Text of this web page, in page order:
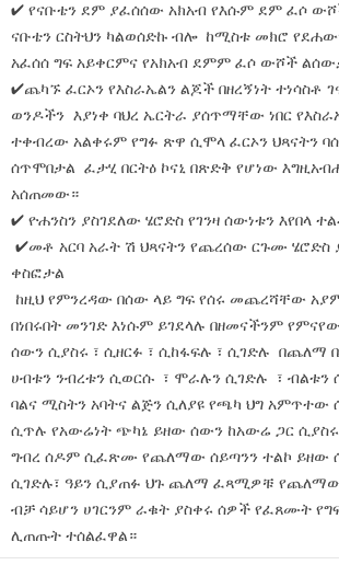
✔ የናቡቴን ደም ያፈሰሰው አክአብ የእሱም ደም ፈሶ
ናቡቴን ርስትህን ካልወሰድኩ ብሎ ከሚስቱ መክሮ
አፈሰሰ ግፍ አይቀርምና የአክአብ ደምም ፈሶ ውሾች
✔ጨካኙ ፈርኦን የእስራኤልን ልጆች በዘረኝነት ተነሳስቶ
ወንዶችን እያነቀ ባህረ ኤርትራ ያሰጥማቸው ነበር
ተቀብረው አልቀሩም የግፉ ጽዋ ሲሞላ ፈርኦን ህጻናትን
ሰጥሞበታል ፈታሂ በርትዕ ኮናኒ በጽድቅ የሆነው
አሰጠመው።
✔ ዮሐንስን ያስገደለው ሄሮድስ የገንዛ ሰውነቱን እየበላ
✔መቶ አርባ አራት ሽ ህጻናትን የጨረሰው ርጉሙ
ቀስፎታል
ከዚህ የምንረዳው በሰው ላይ ግፍ የሰሩ መጨረሻቸው
በነበሩበት መንገድ እነሱም ይገደላሉ በዘመናችንም
ሰውን ሲያስሩ ፣ ሲዘርፉ ፣ ሲከፋፍሉ ፣ ሲገድሉ በጨለማ
ሀብቱን ንብረቱን ሲወርሱ ፣ ሞራሉን ሲገድሉ ፣ ብልቱን
ባልና ሚስትን አባትና ልጅን ሲለያዩ የጫካ ህግ አምጥተው
ሲጥሉ የአውሬነት ጭካኔ ይዘው ሰውን ከአውሬ ጋር
ግብረ ሰዶም ሲፈጽሙ የጨለማው ሰይጣንን ተልኮ
ሲገድሉ፣ ዓይን ሲያጠፉ ህጉ ጨለማ ፈጻሚዎቹ
ብቻ ሳይሆን ሀገርንም ራቁት ያስቀሩ ሰዎች የፈጸሙት
ሊጠጡት ተሰልፈዋል።